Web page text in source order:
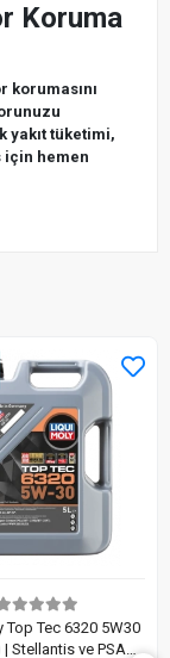
Koruma
korumasını
yakıt tüketimi,
için hemen
Top Tec 6320 5W30
| Stellantis ve PSA